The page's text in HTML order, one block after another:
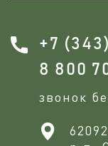
+7
8 800
звонок